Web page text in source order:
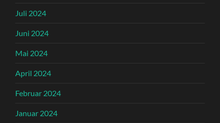
Juli 2024
Juni 2024
Mai 2024
April 2024
Februar 2024
Januar 2024